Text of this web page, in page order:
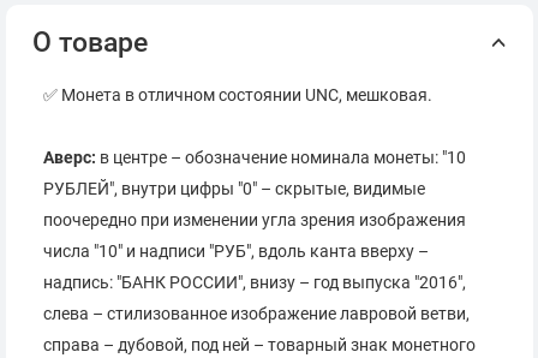
О товаре
✅ Монета в отличном состоянии UNC, мешковая.
Аверс: в центре – обозначение номинала монеты: "10
РУБЛЕЙ", внутри цифры "0" – скрытые, видимые
поочередно при изменении угла зрения изображения
числа "10" и надписи "РУБ", вдоль канта вверху –
надпись: "БАНК РОССИИ", внизу – год выпуска "2016",
слева – стилизованное изображение лавровой ветви,
справа – дубовой, под ней – товарный знак монетного